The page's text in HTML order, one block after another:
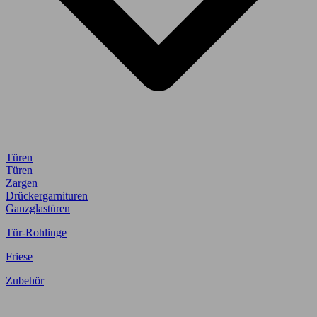
Türen
Türen
Zargen
Drückergarnituren
Ganzglastüren
Tür-Rohlinge
Friese
Zubehör